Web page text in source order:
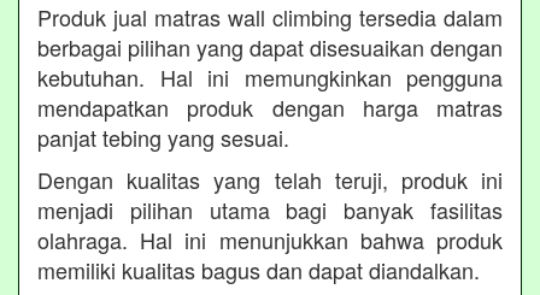
Produk jual matras wall climbing tersedia dalam
berbagai pilihan yang dapat disesuaikan dengan
kebutuhan. Hal ini memungkinkan pengguna
mendapatkan produk dengan harga matras
panjat tebing yang sesuai.
Dengan kualitas yang telah teruji, produk ini
menjadi pilihan utama bagi banyak fasilitas
olahraga. Hal ini menunjukkan bahwa produk
memiliki kualitas bagus dan dapat diandalkan.